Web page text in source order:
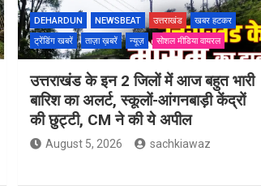
DEHARDUN NEWSBEAT उत्तराखंड
खबर हटकर
ट्रेंडिंग खबरें
ताज़ा ख़बरें न्यूज़ सोशल मीडिया वायरल
उत्तराखंड के इन 2 जिलों में आज बहुत भारी
बारिश का अलर्ट, स्कूलों-आंगनबाड़ी केंद्रों
की छुट्टी, CM ने की ये अपील
August 5, 2026 sachkiawaz